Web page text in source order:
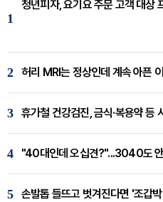
1
청년피자, 요기요 주문 고객 대상
2 허리 MRI는 정상인데 계속 아픈
3 휴가철 건강검진, 금식·복용약 등
4 "40대인데 오십견?"...3040도
5 손발톱 들뜨고 벗겨진다면 '조갑